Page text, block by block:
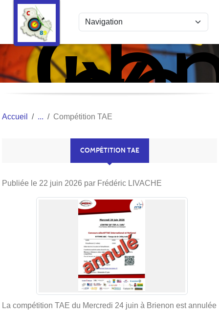
de
Tir
à
Accueil Compétition TAE
COMPÉTITION TAE
Publiée le 22 juin 2026 par Frédéric LIVACHE
La compétition TAE du Mercredi 24 juin à Brienon est annulée
Panneau de gestion des cookies